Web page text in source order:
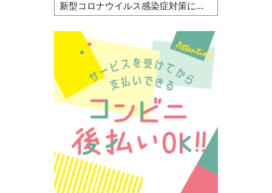
新型コロナウイルス感染症対策に...